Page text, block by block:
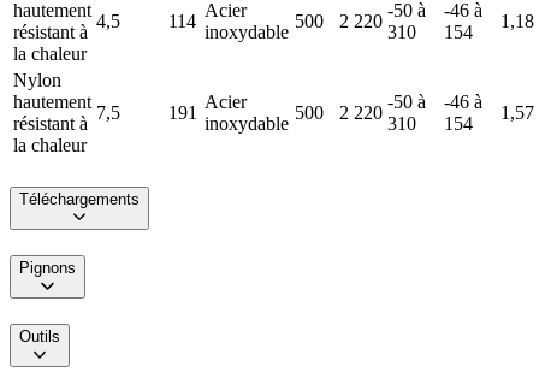
hautement
résistant à
la chaleur
4,5 114
Acier
inoxydable
500 2 220
-50 à
310
-46 à
154
1,18
Nylon
hautement
résistant à
la chaleur
7,5 191
Acier
inoxydable
500 2 220
-50 à
310
-46 à
154
1,57
Téléchargements
Pignons
Outils